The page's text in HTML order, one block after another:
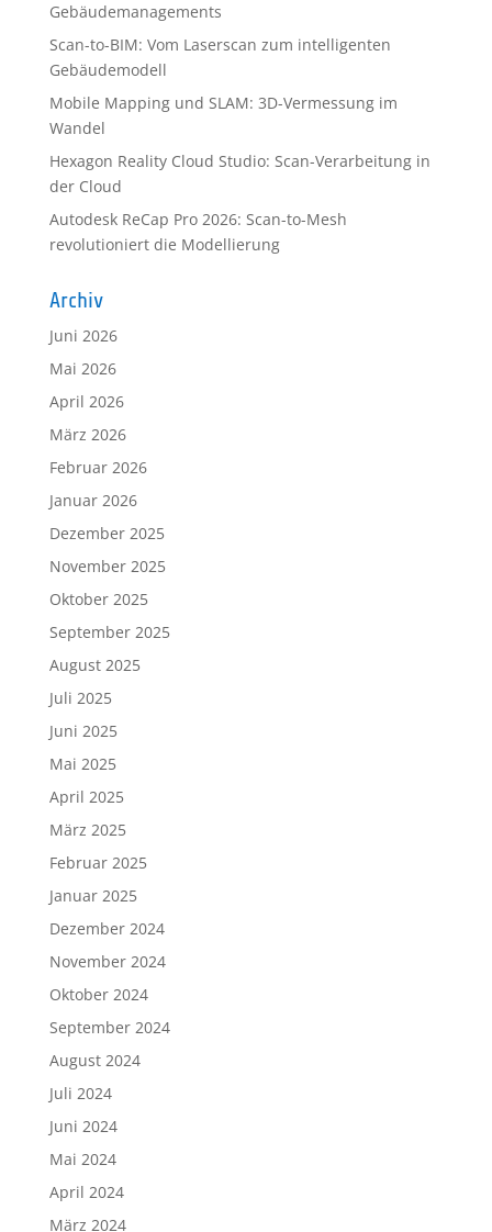
Gebäudemanagements
Scan-to-BIM: Vom Laserscan zum intelligenten
Gebäudemodell
Mobile Mapping und SLAM: 3D-Vermessung im
Wandel
Hexagon Reality Cloud Studio: Scan-Verarbeitung in
der Cloud
Autodesk ReCap Pro 2026: Scan-to-Mesh
revolutioniert die Modellierung
Archiv
Juni 2026
Mai 2026
April 2026
März 2026
Februar 2026
Januar 2026
Dezember 2025
November 2025
Oktober 2025
September 2025
August 2025
Juli 2025
Juni 2025
Mai 2025
April 2025
März 2025
Februar 2025
Januar 2025
Dezember 2024
November 2024
Oktober 2024
September 2024
August 2024
Juli 2024
Juni 2024
Mai 2024
April 2024
März 2024